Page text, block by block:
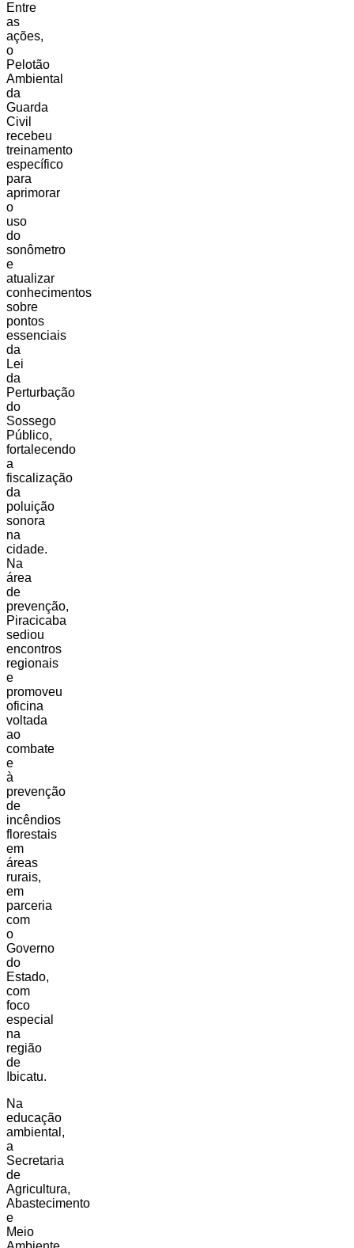
Entre
as
ações,
o
Pelotão
Ambiental
da
Guarda
Civil
recebeu
treinamento
específico
para
aprimorar
o
uso
do
sonômetro
e
atualizar
conhecimentos
sobre
pontos
essenciais
da
Lei
da
Perturbação
do
Sossego
Público,
fortalecendo
a
fiscalização
da
poluição
sonora
na
cidade.
Na
área
de
prevenção,
Piracicaba
sediou
encontros
regionais
e
promoveu
oficina
voltada
ao
combate
e
à
prevenção
de
incêndios
florestais
em
áreas
rurais,
em
parceria
com
o
Governo
do
Estado,
com
foco
especial
na
região
de
Ibicatu.
Na
educação
ambiental,
a
Secretaria
de
Agricultura,
Abastecimento
e
Meio